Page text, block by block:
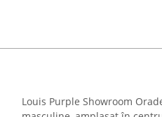
Louis Purple Showroom